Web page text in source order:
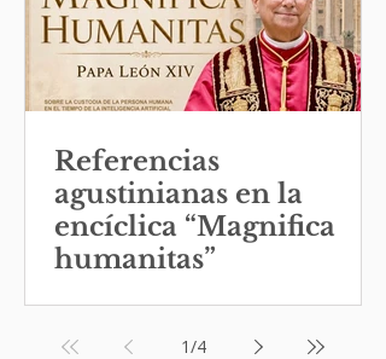
Referencias
agustinianas en la
encíclica “Magnifica
humanitas”
1/4